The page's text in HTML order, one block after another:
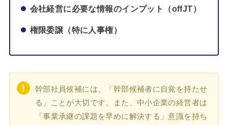
会社経営に必要な情報のインプット（offJT）
権限委譲（特に人事権）
幹部社員候補には、「幹部候補者に自覚を持たせ
る」ことが大切です。また、中小企業の経営者は
「事業承継の課題を早めに解決する」意識を持ち